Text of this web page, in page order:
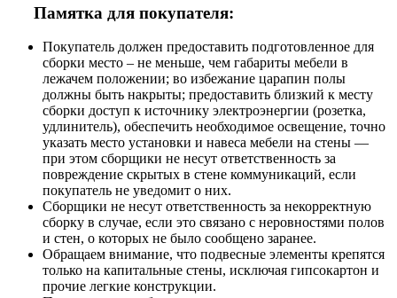
Памятка для покупателя:
Покупатель должен предоставить подготовленное для
сборки место – не меньше, чем габариты мебели в
лежачем положении; во избежание царапин полы
должны быть накрыты; предоставить близкий к месту
сборки доступ к источнику электроэнергии (розетка,
удлинитель), обеспечить необходимое освещение, точно
указать место установки и навеса мебели на стены —
при этом сборщики не несут ответственность за
повреждение скрытых в стене коммуникаций, если
покупатель не уведомит о них.
Сборщики не несут ответственность за некорректную
сборку в случае, если это связано с неровностями полов
и стен, о которых не было сообщено заранее.
Обращаем внимание, что подвесные элементы крепятся
только на капитальные стены, исключая гипсокартон и
прочие легкие конструкции.